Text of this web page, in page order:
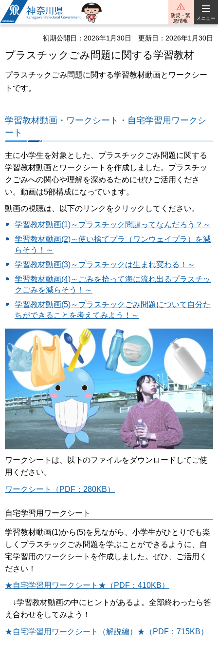
神奈川県
防災・緊
急情報
メニュー
初期公開日：2026年1月30日 更新日：2026年1月30日
プラスチックごみ問題に関する学習教材
プラスチックごみ問題に関する学習教材動画とワークシー
トです。
学習教材動画・ワークシート・自宅学習用ワークシ
ート
主に小学生を対象とした、プラスチックごみ問題に関する
学習教材動画とワークシートを作成しました。プラスチッ
クごみへの関心や理解を深めるためにぜひご活用くださ
い。動画は5部構成になっています。
動画の視聴は、以下のリンクをクリックしてください。
学習教材動画(1)～プラスチック問題ってなんだろう？～
学習教材動画(2)～使い捨てプラ（ワンウェイプラ）を減
らそう！～
学習教材動画(3)～プラスチックは生まれ変わる！～
学習教材動画(4)～ごみを拾って海に流れ出るプラスチッ
クごみを減らそう！～
学習教材動画(5)～プラスチックごみ問題について自分た
ちができることを考えてみよう！～
ワークシートは、以下のファイルをダウンロードしてご使
用ください。
ワークシート（PDF：280KB）
自宅学習用ワークシート
学習教材動画(1)から(5)を見ながら、小学生がひとりでも楽
しくプラスチックごみ問題を学ぶことができるように、自
宅学習用のワークシートを作成しました。ぜひ、ご活用く
ださい！
★自宅学習用ワークシート★（PDF：410KB）
↓学習教材動画の中にヒントがあるよ。全部終わったら答
え合わせをしてみよう！
★自宅学習用ワークシート（解説編）★（PDF：715KB）